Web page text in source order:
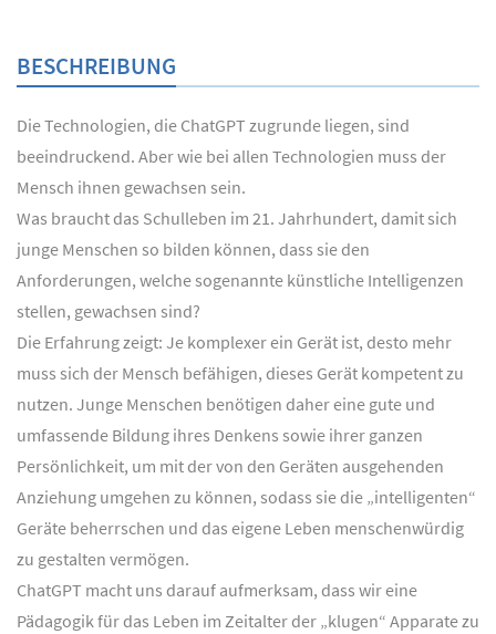
BESCHREIBUNG
Die Technologien, die ChatGPT zugrunde liegen, sind
beeindruckend. Aber wie bei allen Technologien muss der
Mensch ihnen gewachsen sein.
Was braucht das Schulleben im 21. Jahrhundert, damit sich
junge Menschen so bilden können, dass sie den
Anforderungen, welche sogenannte künstliche Intelligenzen
stellen, gewachsen sind?
Die Erfahrung zeigt: Je komplexer ein Gerät ist, desto mehr
muss sich der Mensch befähigen, dieses Gerät kompetent zu
nutzen. Junge Menschen benötigen daher eine gute und
umfassende Bildung ihres Denkens sowie ihrer ganzen
Persönlichkeit, um mit der von den Geräten ausgehenden
Anziehung umgehen zu können, sodass sie die „intelligenten“
Geräte beherrschen und das eigene Leben menschenwürdig
zu gestalten vermögen.
ChatGPT macht uns darauf aufmerksam, dass wir eine
Pädagogik für das Leben im Zeitalter der „klugen“ Apparate zu